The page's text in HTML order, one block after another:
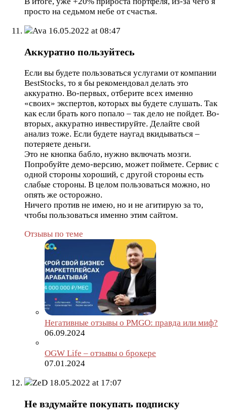
просто на седьмом небе от счастья.
Ava 16.05.2022 at 08:47
Аккуратно пользуйтесь
Если вы будете пользоваться услугами от компании
BestStocks, то я бы рекомендовал делать это
аккуратно. Во-первых, отберите всех именно
«своих» экспертов, которых вы будете слушать. Так
как если брать кого попало – так дело не пойдет. Во-
вторых, аккуратно инвестируйте. Делайте свой
анализ тоже. Если будете наугад вкидываться –
потеряете деньги.
Это не кнопка бабло, нужно включать мозги.
Попробуйте демо-версию, может поймете. Сервис с
одной стороны хороший, с другой стороны есть
слабые стороны. В целом пользоваться можно, но
опять же осторожно.
Ничего против не имею, но и не агитирую за то,
чтобы пользоваться именно этим сайтом.
Отзывы по теме
Негативные отзывы о PMGO: правда или миф?
06.09.2024
OGW Life – отзывы о брокере
07.01.2024
ZeD 18.05.2022 at 17:07
Не вздумайте покупать подписку